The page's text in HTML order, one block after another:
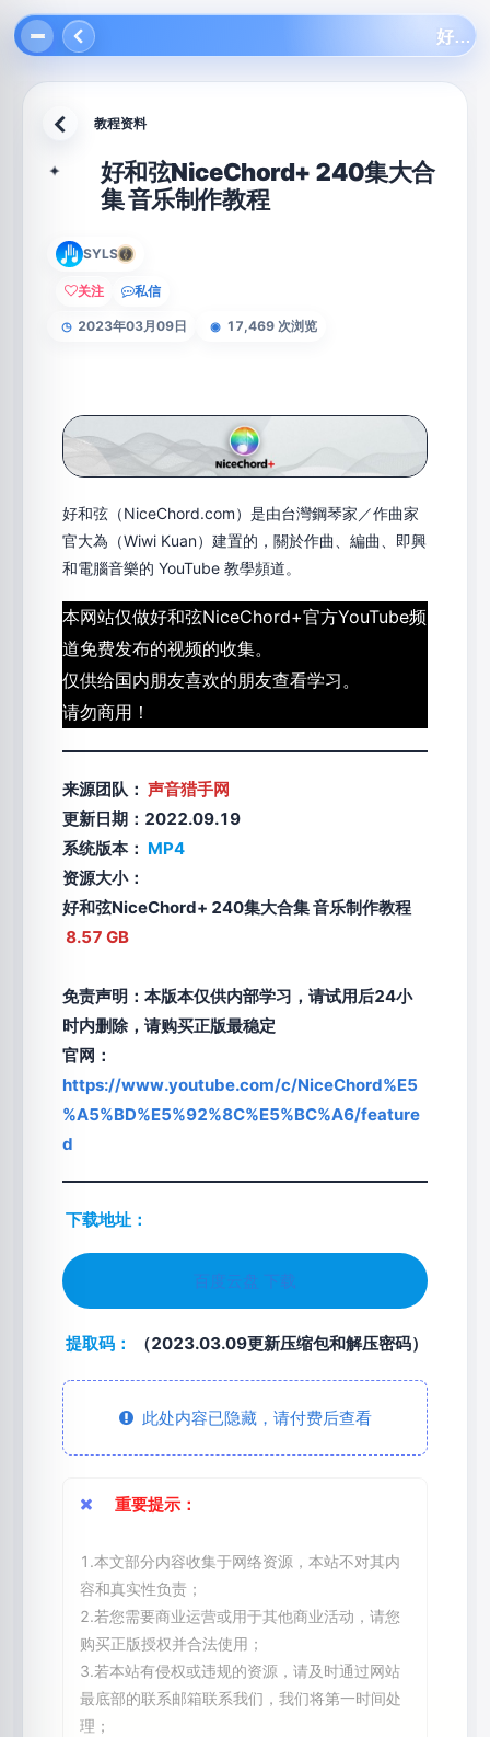
返回 教程资料
✦
好和弦NiceChord+ 240集大合
集 音乐制作教程
SYLS
关注 私信
◷ 2023年03月09日 ◉ 17,469 次浏览
好和弦（NiceChord.com）是由台灣鋼琴家／作曲家
官大為（Wiwi Kuan）建置的，關於作曲、編曲、即興
和電腦音樂的 YouTube 教學頻道。
本网站仅做好和弦NiceChord+官方YouTube频
道免费发布的视频的收集。
仅供给国内朋友喜欢的朋友查看学习。
请勿商用！
来源团队： 声音猎手网
更新日期：2022.09.19
系统版本： MP4
资源大小：
好和弦NiceChord+ 240集大合集 音乐制作教程
8.57 GB
免责声明：本版本仅供内部学习，请试用后24小
时内删除，请购买正版最稳定
官网：
https://www.youtube.com/c/NiceChord%E5
%A5%BD%E5%92%8C%E5%BC%A6/feature
d
下载地址：
百度云盘 下载
提取码： （2023.03.09更新压缩包和解压密码）
此处内容已隐藏，请付费后查看
重要提示：
1.本文部分内容收集于网络资源，本站不对其内
容和真实性负责；
2.若您需要商业运营或用于其他商业活动，请您
购买正版授权并合法使用；
3.若本站有侵权或违规的资源，请及时通过网站
最底部的联系邮箱联系我们，我们将第一时间处
理；
好和弦NiceChord+ 240集大合集 音乐制作教程